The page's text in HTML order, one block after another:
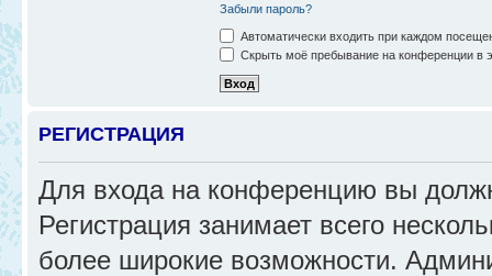
Забыли пароль?
Автоматически входить при каждом
Скрыть моё пребывание на конференции в
РЕГИСТРАЦИЯ
Для входа на конференцию вы
Регистрация занимает всего
более широкие возможности.